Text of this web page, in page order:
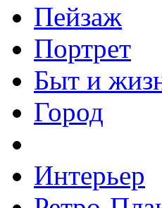
Пейзаж
Портрет
Быт и
Город
Интерьер